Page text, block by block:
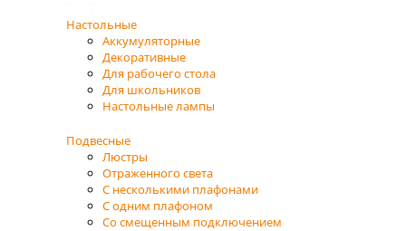
Настольные
Аккумуляторные
Декоративные
Для рабочего стола
Для школьников
Настольные лампы
Подвесные
Люстры
Отраженного света
С несколькими плафонами
С одним плафоном
Со смещенным подключением